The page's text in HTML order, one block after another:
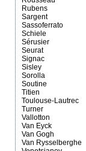
Rubens
Sargent
Sassoferrato
Schiele
Sérusier
Seurat
Signac
Sisley
Sorolla
Soutine
Titien
Toulouse-Lautrec
Turner
Vallotton
Van Eyck
Van Gogh
Van Rysselberghe